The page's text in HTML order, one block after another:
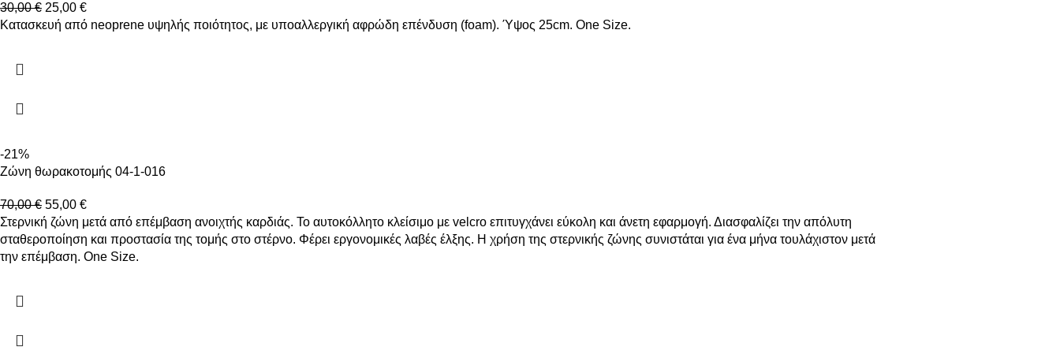
30,00€ 25,00 €
Κατασκευή από neoprene υψηλής ποιότητος, με υποαλλεργική αφρώδη επένδυση (foam). Ύψος 25cm. One Size.
-21%
Ζώνη θωρακοτομής 04-1-016
70,00€ 55,00 €
Στερνική ζώνη μετά από επέμβαση ανοιχτής καρδιάς. Το αυτοκόλλητο κλείσιμο με velcro επιτυγχάνει εύκολη και άνετη εφαρμογή. Διασφαλίζει την απόλυτη
σταθεροποίηση και προστασία της τομής στο στέρνο. Φέρει εργονομικές λαβές έλξης. Η χρήση της στερνικής ζώνης συνιστάται για ένα μήνα τουλάχιστον μετά
την επέμβαση. One Size.